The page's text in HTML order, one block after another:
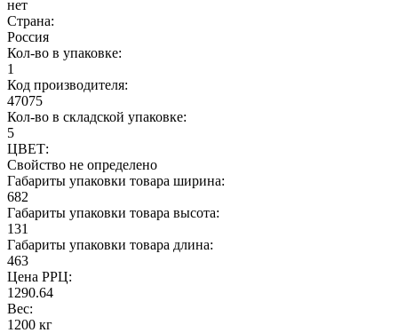
нет
Страна:
Россия
Кол-во в упаковке:
1
Код производителя:
47075
Кол-во в складской упаковке:
5
ЦВЕТ:
Свойство не определено
Габариты упаковки товара ширина:
682
Габариты упаковки товара высота:
131
Габариты упаковки товара длина:
463
Цена РРЦ:
1290.64
Вес:
1200 кг